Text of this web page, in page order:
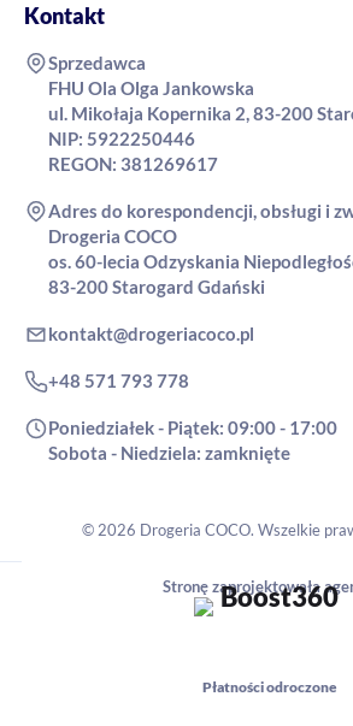
Kontakt
Sprzedawca
FHU Ola Olga Jankowska
ul. Mikołaja Kopernika 2, 83-200
NIP: 5922250446
REGON: 381269617
Adres do korespondencji, obsługi i
Drogeria COCO
os. 60-lecia Odzyskania
83-200 Starogard Gdański
kontakt@drogeriacoco.pl
+48 571 793 778
Poniedziałek - Piątek: 09:00 - 17:00
Sobota - Niedziela: zamknięte
© 2026 Drogeria COCO. Wszelkie
Stronę zaprojektowała
Płatności odroczone